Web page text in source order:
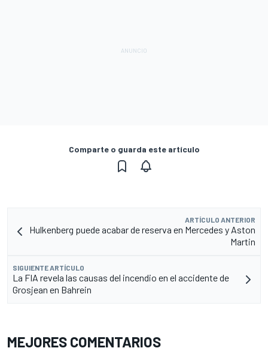
Comparte o guarda este artículo
ARTÍCULO ANTERIOR
Hulkenberg puede acabar de reserva en Mercedes y Aston
Martin
SIGUIENTE ARTÍCULO
La FIA revela las causas del incendio en el accidente de
Grosjean en Bahrein
MEJORES COMENTARIOS